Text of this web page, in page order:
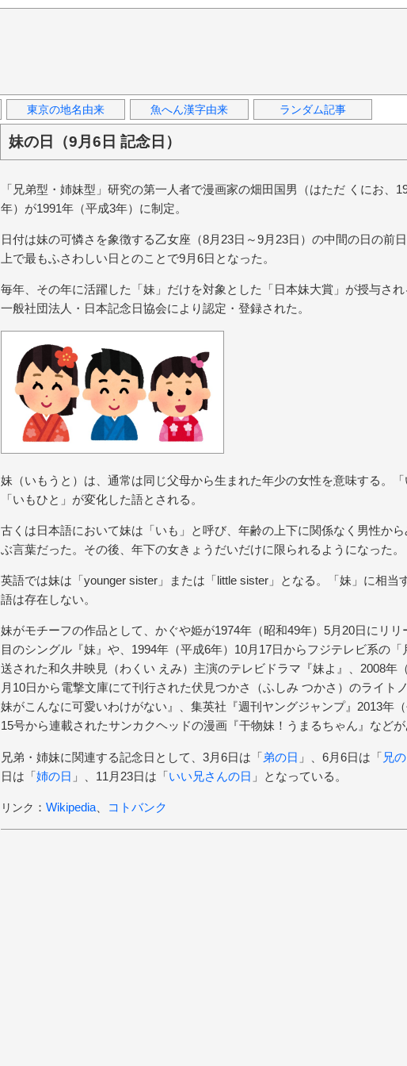
東京の地名由来 魚へん漢字由来 ランダム記事
妹の日（9月6日 記念日）
「兄弟型・姉妹型」研究の第一人者で漫画家の畑田国男（はただ くにお、
年）が1991年（平成3年）に制定。
日付は妹の可憐さを象徴する乙女座（8月23日～9月23日）の中間の日の前
上で最もふさわしい日とのことで9月6日となった。
毎年、その年に活躍した「妹」だけを対象とした「日本妹大賞」が授与さ
一般社団法人・日本記念日協会により認定・登録された。
妹（いもうと）は、通常は同じ父母から生まれた年少の女性を意味する。
「いもひと」が変化した語とされる。
古くは日本語において妹は「いも」と呼び、年齢の上下に関係なく男性か
ぶ言葉だった。その後、年下の女きょうだいだけに限られるようになった。
英語では妹は「younger sister」または「little sister」となる。「妹」に相当
語は存在しない。
妹がモチーフの作品として、かぐや姫が1974年（昭和49年）5月20日にリリ
目のシングル『妹』や、1994年（平成6年）10月17日からフジテレビ系の「
送された和久井映見（わくい えみ）主演のテレビドラマ『妹よ』、2008年
月10日から電撃文庫にて刊行された伏見つかさ（ふしみ つかさ）のライト
妹がこんなに可愛いわけがない』、集英社『週刊ヤングジャンプ』2013年（
15号から連載されたサンカクヘッドの漫画『干物妹！うまるちゃん』などが
兄弟・姉妹に関連する記念日として、3月6日は「弟の日 」、6月6日は「 兄
日は「姉の日 」、11月23日は「いい兄さんの日 」となっている。
リンク ： Wikipedia コトバンク